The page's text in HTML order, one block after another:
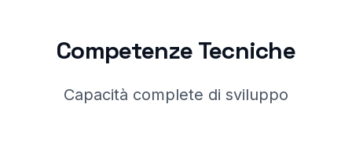
Competenze Tecniche
Capacità complete di sviluppo